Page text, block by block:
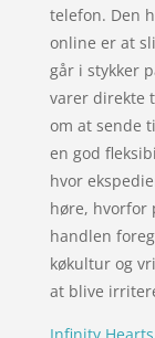
telefon. Den
online er at
går i stykker
varer direkte
om at sende
en god
hvor
høre, hvorfor
handlen
køkultur og
at blive